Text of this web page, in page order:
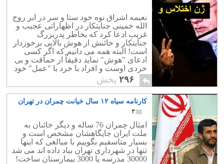
نعیمه اشراق نوه خود ستا و سر در ابر روح
الله خمینی جنایتکار در اظهاراتی عجیب و
غریب ادعا کرد که بخاطر پدربزرگ
جنایتکار و خائنش از هوش بالایی برخوردار
است! البته همه می دانیم که اگر کسی
ادعای "هوش" نماید دقیقاً از حماقت و بی
خردی اوست و افراد با خرد با "عمل" خود
هوش و خرد خویش را ثابت می نمایند ، با
تواضع و بی آنکه درباره اش ادعایی کنند.
نمونه آشکار آن بانوی نابغه و فقید ایرانی
زنده یاد مریم میرزاخانی بود.یا فرزند محمد
رضا عارف با اظهاراتی بسیار شرم آور
بجای اعتراف به اینکه موقعیت سیاسی پدر
و مادرش او را به جا و مکان امروزش
رسانیده ، می گوید که با بی خردی تمام و
کمال نشان داد که پدر و مادرش فرصت
کافی برای تربیت او را نداشته اند.
۲۹۶ پخش
کارنامه سیاه ۱۲ سال خیانت چمران در تهران
۳
امثال چمران 76 ساله و دیگر خائنان به
ملت ایران جایگاهشان مشخص است و
بسیار متاسفیم بگوییم با مبالغی که اینها
تنها در شهرداری تهران بباد داده اند می شد
30000 مدرسه یا 3000 بیمارستان ساخت!